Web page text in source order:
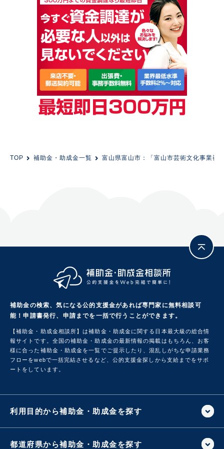
TOP 補助金・助成金一覧 富山県富山市：「富山市芸術文化事業補
補助金の検索、気になる公的支援金があれば専門家に無料相談可
能！申請書発行、申請までを一括で行うことができます。
【補助金・助成金相談所】は補助金・助成金に関する日本最大級の総合情
報サイトです。 全国の補助金・助成金の最新情報の掲載はもちろん、お客
様に合った補助金・助成金を一覧でご提示したり、混乱しがちな申請業務
フローをwebで一括完結させるなど、公的支援金探しから支給までをサポ
ートをしています。
利用目的から補助金・助成金を探す
都道府県から補助金・助成金を探す